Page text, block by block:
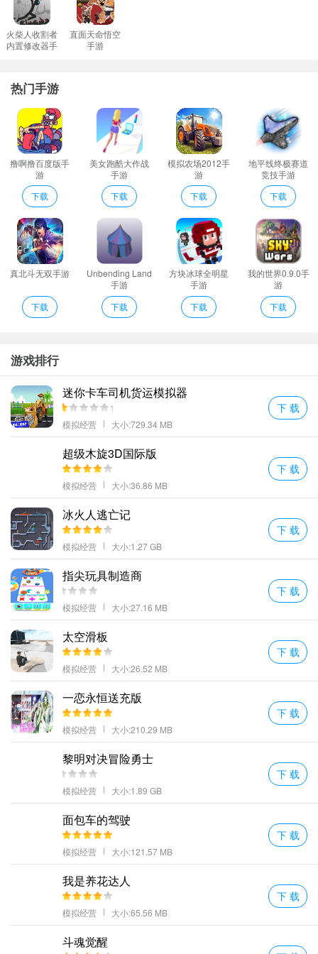
火柴人收割者
内置修改器手
直面天命悟空
手游
热门手游
撸啊撸百度版手
游
下载
美女跑酷大作战
手游
下载
模拟农场2012手
游
下载
地平线终极赛道
竞技手游
下载
真北斗无双手游
下载
Unbending Land
手游
下载
方块冰球全明星
手游
下载
我的世界0.9.0手
游
下载
游戏排行
迷你卡车司机货运模拟器
模拟经营 大小:729.34 MB
下 载
超级木旋3D国际版
模拟经营 大小:36.86 MB
下 载
冰火人逃亡记
模拟经营 大小:1.27 GB
下 载
指尖玩具制造商
模拟经营 大小:27.16 MB
下 载
太空滑板
模拟经营 大小:26.52 MB
下 载
一恋永恒送充版
模拟经营 大小:210.29 MB
下 载
黎明对决冒险勇士
模拟经营 大小:1.89 GB
下 载
面包车的驾驶
模拟经营 大小:121.57 MB
下 载
我是养花达人
模拟经营 大小:65.56 MB
下 载
斗魂觉醒